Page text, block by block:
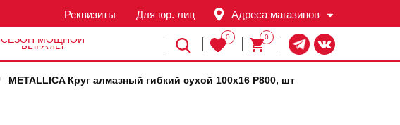
Для юр. лиц
Реквизиты Адреса магазинов
0
0
СЕЗОН МОЩНОЙ
ВЫГОДЫ
METALLICA Круг алмазный гибкий сухой 100х16 Р800, шт